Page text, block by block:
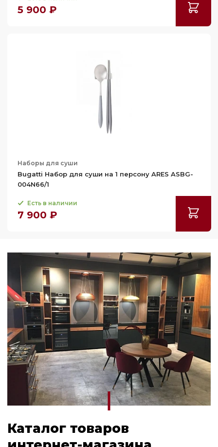
5 900 ₽
Наборы для суши
Bugatti Набор для суши на 1 персону ARES ASBG-
004N66/1
Есть в наличии
7 900 ₽
Каталог товаров